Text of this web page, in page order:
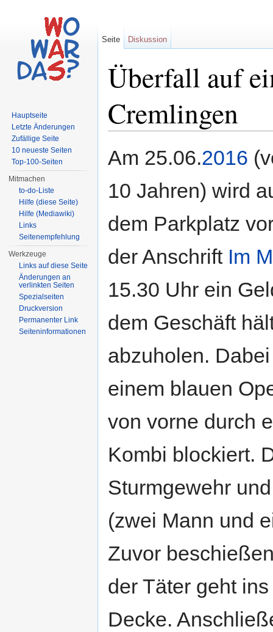
Überfall auf
Cremlingen
Am 25.06.2016
10 Jahren) wird
dem Parkplatz
der Anschrift Im
15.30 Uhr ein
dem Geschäft
abzuholen.
einem blauen
von vorne durch
Kombi blockiert.
Sturmgewehr
(zwei Mann und
Zuvor
der Täter geht
Decke.
Seite Diskussion
Hauptseite
Letzte Änderungen
Zufällige Seite
10 neueste Seiten
Top-100-Seiten
Mitmachen
to-do-Liste
Hilfe (diese Seite)
Hilfe (Mediawiki)
Links
Seitenempfehlung
Werkzeuge
Links auf diese Seite
Änderungen an
verlinkten Seiten
Spezialseiten
Druckversion
Permanenter Link
Seiteninformationen